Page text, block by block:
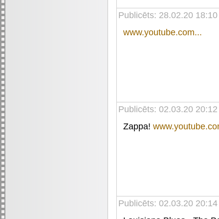
Publicēts: 28.02.20 18:10
www.youtube.com...
Publicēts: 02.03.20 20:12
Zappa!
Publicēts: 02.03.20 20:14